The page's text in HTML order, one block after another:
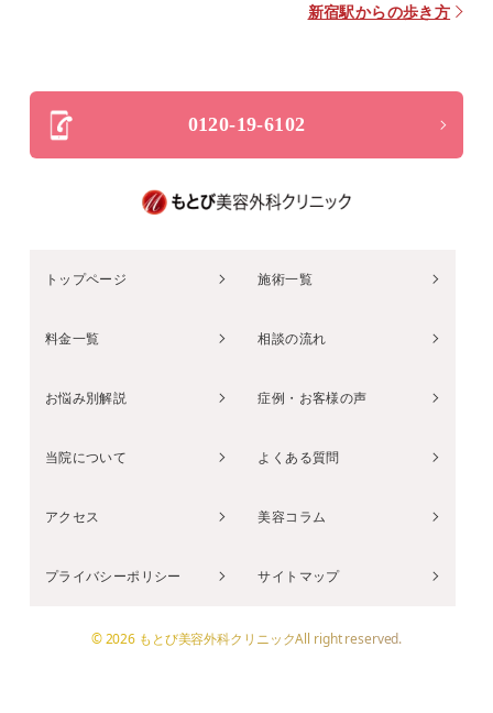
新宿駅からの歩き方
0120-19-6102
トップページ 施術一覧
料金一覧 相談の流れ
お悩み別解説 症例・お客様の声
当院について よくある質問
アクセス 美容コラム
プライバシーポリシー サイトマップ
© 2026 もとび美容外科クリニックAll right reserved.